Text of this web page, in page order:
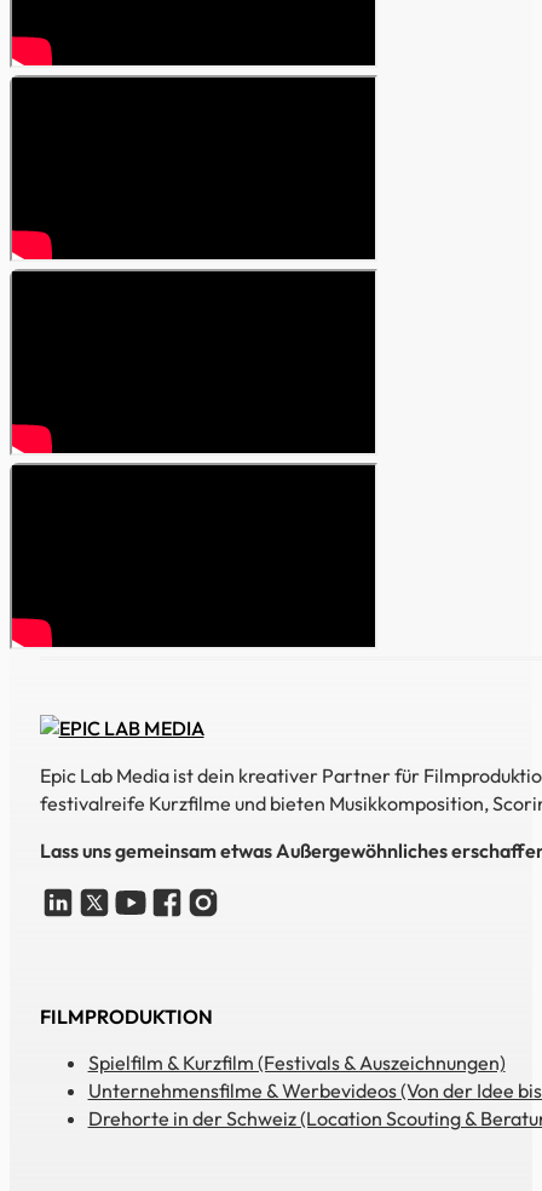
Epic Lab Media ist dein kreativer Partner für
festivalreife Kurzfilme und bieten Musikkomposition,
Lass uns gemeinsam etwas Außergewöhnliches
FILMPRODUKTION
Spielfilm & Kurzfilm (Festivals & Auszeichnungen)
Unternehmensfilme & Werbevideos (Von der Idee
Drehorte in der Schweiz (Location Scouting &